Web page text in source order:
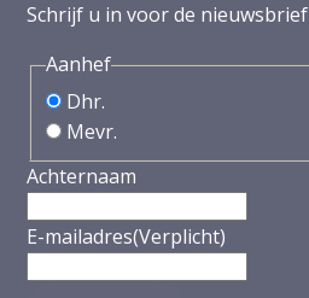
Schrijf u in voor de nieuwsbrief
Aanhef
Dhr.
Mevr.
Achternaam
E-mailadres(Verplicht)